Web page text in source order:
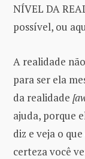
NÍVEL DA
possível, ou
A realidade
para ser ela
da realidade
ajuda, porque
diz e veja o
certeza você